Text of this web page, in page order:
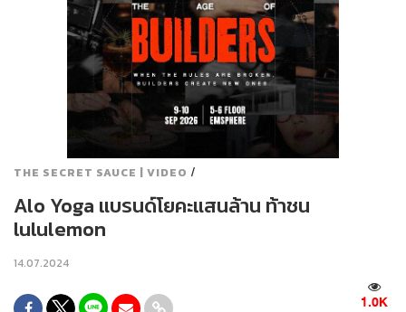
THE SECRET SAUCE | VIDEO /
Alo Yoga แบรนด์โยคะแสนล้าน ท้าชน
lululemon
14.07.2024
1.0K